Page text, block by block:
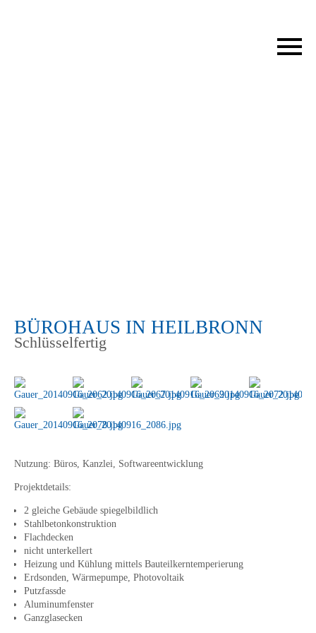
BÜROHAUS IN HEILBRONN
Schlüsselfertig
Nutzung: Büros, Kanzlei, Softwareentwicklung
Projektdetails:
2 gleiche Gebäude spiegelbildlich
Stahlbetonkonstruktion
Flachdecken
nicht unterkellert
Heizung und Kühlung mittels Bauteilkerntemperierung
Erdsonden, Wärmepumpe, Photovoltaik
Putzfassde
Aluminumfenster
Ganzglasecken